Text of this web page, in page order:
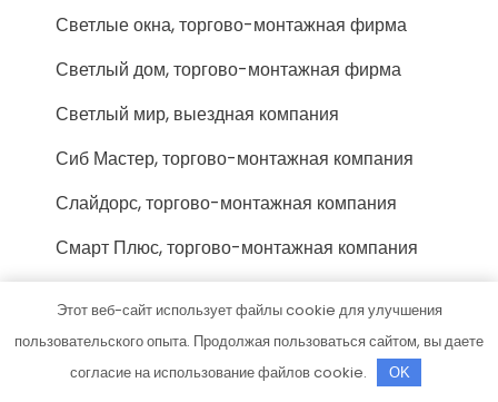
Светлые окна, торгово-монтажная фирма
Светлый дом, торгово-монтажная фирма
Светлый мир, выездная компания
Сиб Мастер, торгово-монтажная компания
Слайдорс, торгово-монтажная компания
Смарт Плюс, торгово-монтажная компания
Сок-Тольятти люкс, торгово-монтажная
фирма
Этот веб-сайт использует файлы cookie для улучшения
пользовательского опыта. Продолжая пользоваться сайтом, вы даете
согласие на использование файлов cookie.
OK